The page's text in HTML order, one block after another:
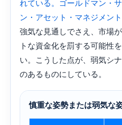
れている。
ゴールドマン・
ン・アセット・マネジメント
強気な見通しでさえ、市場
トな資金化を罰する可能性
い。こうした点が、弱気シ
のあるものにしている。
慎重な姿勢または弱気な